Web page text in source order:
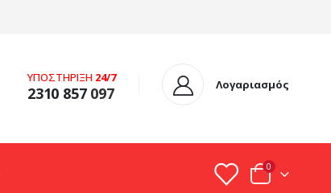
ΥΠΟΣΤΗΡΙΞΗ 24/7
2310 857097 Λογαριασμός
0